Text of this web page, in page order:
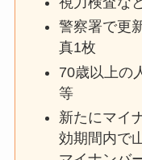
警察署で更
真1枚
70歳以上の
等
新たにマイ
効期間内で